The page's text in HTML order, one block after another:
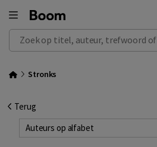
Zoek op titel, auteur, trefwoord of ISBN
Stronks
Terug
Auteurs op alfabet